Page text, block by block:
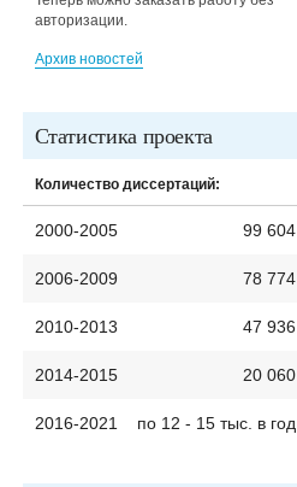
авторизации.
Архив новостей
Статистика проекта
Количество диссертаций:
2000-2005 99 604
2006-2009 78 774
2010-2013 47 936
2014-2015 20 060
2016-2021 по 12 - 15 тыс. в год